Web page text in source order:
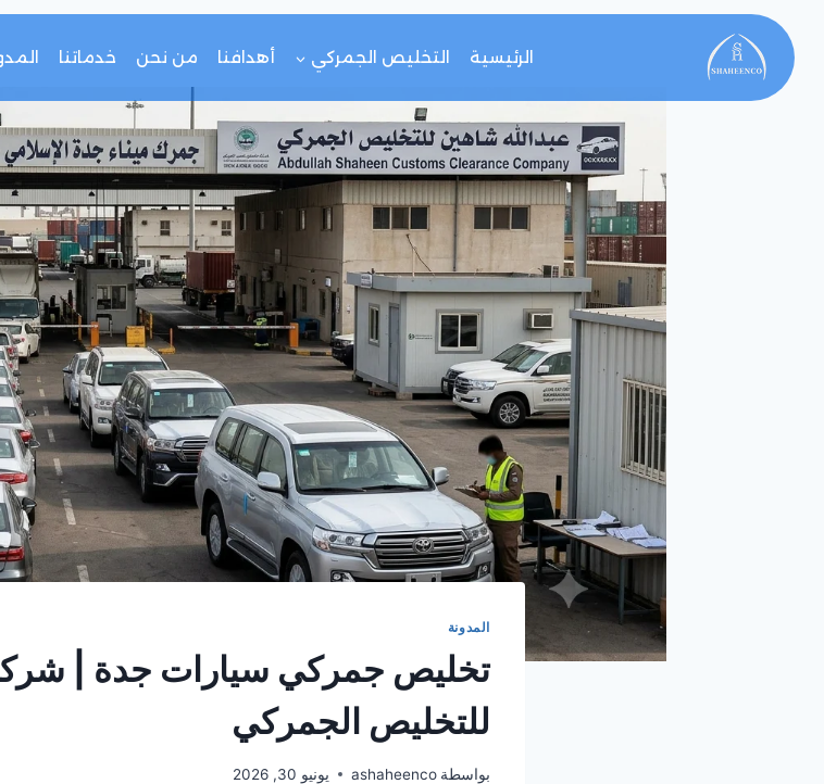
الرئيسية التخليص الجمركي أهدافنا من نحن خدماتنا
المدونة
تخليص جمركي سيارات جدة |
للتخليص الجمركي
بواسطة ashaheenco يونيو 30, 2026